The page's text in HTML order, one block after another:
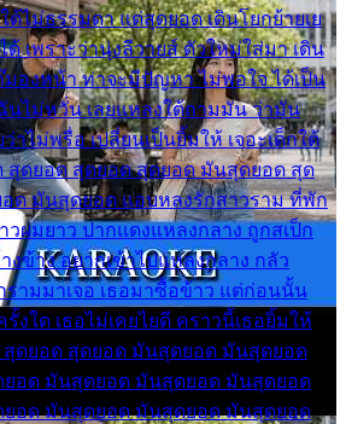
ต้ไม่ธรรมดา แต่สุดยอด เดินโยกย้ายเย
เพราะว่านุ่งลีวายส์ ตัวใหม่ใส่มา เดิน
มองหน้า ท่าจะมีปัญหา ไม่พอใจ ได้เป็น
นไม่หวั่น เลยแหลงใต้ถามมัน ว่ามัน
ไม่พรื่อ เปลี่ยนเป็นยิ้มให้ เจอะเด็กใต้
สุดยอด สุดยอด สุดยอด มันสุดยอด สุด
ด มันสุดยอด แอบหลงรักสาวราม ที่พัก
วผมยาว ปากแดงแหลงกลาง ถูกสเป็ก
งข้าง อยากเข้าไปแหลงกลาง กลัว
รามมาเจอ เธอมาซื้อข้าว แต่ก่อนนั้น
รั้งใด เธอไม่เคยไยดี คราวนี้เธอยิ้มให้
สุดยอด สุดยอด มันสุดยอด มันสุดยอด
อด มันสุดยอด มันสุดยอด มันสุดยอด
อด มันสุดยอด มันสุดยอด มันสุดยอด